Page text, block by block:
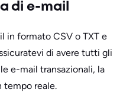
di e-mail
in formato CSV o TXT e
di avere tutti gli
e-mail transazionali, la
tempo reale.